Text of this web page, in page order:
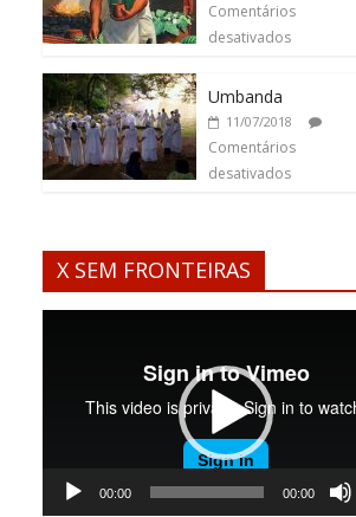
Comentários
desativados
Umbanda
11/07/2018
Comentários
desativados
X SEM FRONTEIRAS
00:00 00:00